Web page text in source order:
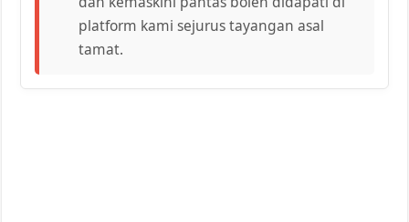
platform kami sejurus tayangan asal
tamat.